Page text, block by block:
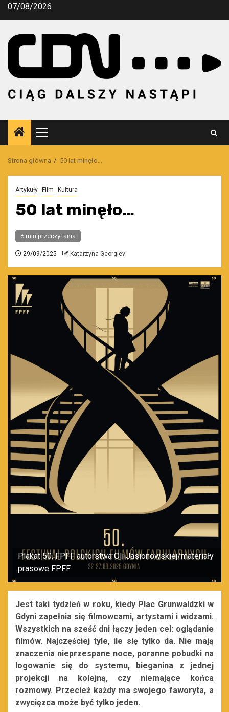
Przejdź
07/08/2026
Menu
główne
Strona główna 50 lat minęło…
Artykuły Film Kultura
50 lat minęło…
6 min przeczytania
29/09/2025 Katarzyna Georgiev
Plakat 50. FPFF autorstwa Oli Jasionowskiej/materiały
prasowe FPFF
Jest taki tydzień w roku, kiedy Plac Grunwaldzki w
Gdyni zapełnia się filmowcami, artystami i widzami.
Wszystkich na sześć dni łączy jeden cel: oglądanie
filmów. Najczęściej tyle, ile się tylko da. Nie mają
znaczenia nieprzespane noce, poranne pobudki na
logowanie się do systemu, bieganina z jednej
projekcji na kolejną, czy niemające końca
rozmowy. Przecież każdy ma swojego faworyta, a
zwycięzca może być tylko jeden.